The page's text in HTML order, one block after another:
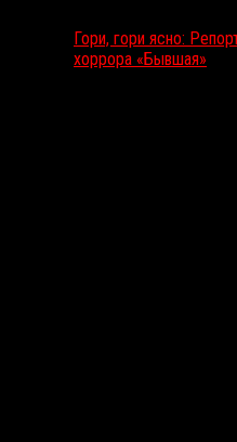
Гори, гори ясно:
хоррора «Бывшая»